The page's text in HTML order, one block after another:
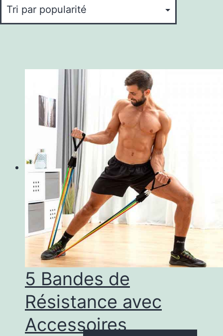
5 Bandes de
Résistance avec
Accessoires